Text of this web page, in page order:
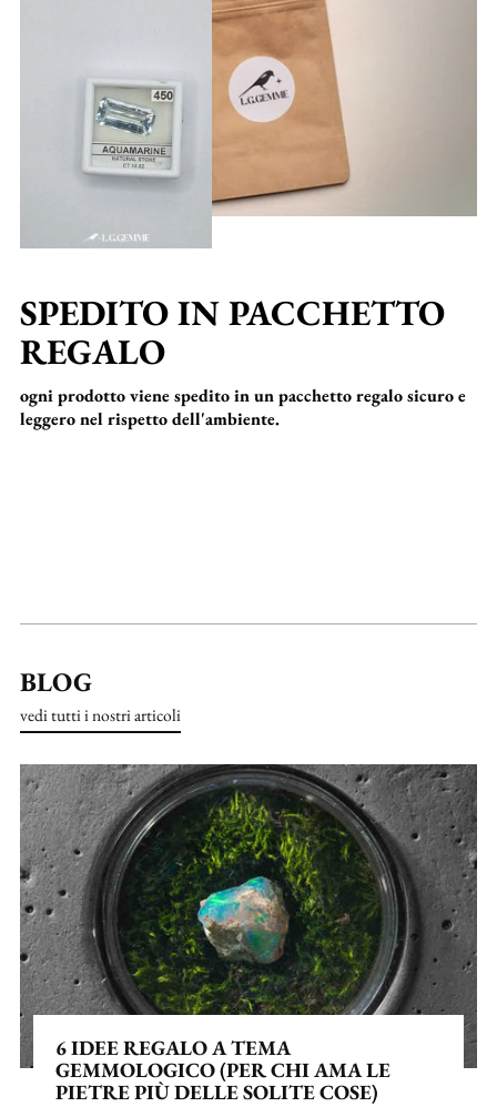
SPEDITO IN PACCHETTO
REGALO
ogni prodotto viene spedito in un pacchetto regalo sicuro e
leggero nel rispetto dell'ambiente.
BLOG
vedi tutti i nostri articoli
6 IDEE REGALO A TEMA
GEMMOLOGICO (PER CHI AMA LE
PIETRE PIÙ DELLE SOLITE COSE)